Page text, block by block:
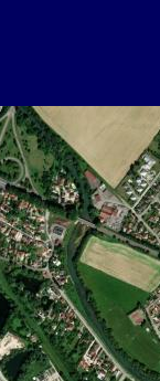
USDA, USGS,
UPR-EGP, and